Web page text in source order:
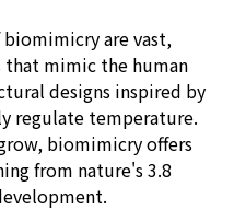
are vast,
that mimic the human
designs inspired by
regulate temperature.
biomimicry offers
from nature's 3.8